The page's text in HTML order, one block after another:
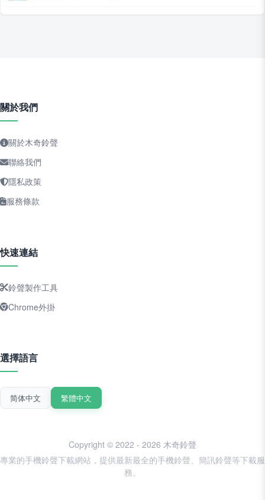
關於我們
關於木奇鈴聲
聯絡我們
隱私政策
服務條款
快速連結
鈴聲製作工具
Chrome外掛
選擇語言
简体中文 繁體中文
Copyright © 2022 - 2026 木奇鈴聲
專業的手機鈴聲下載網站，提供最新最全的手機鈴聲、簡訊鈴聲等下載服
務。